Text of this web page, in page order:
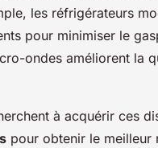
les réfrigérateurs
pour minimiser le
ondes améliorent la
à acquérir ces
pour obtenir le